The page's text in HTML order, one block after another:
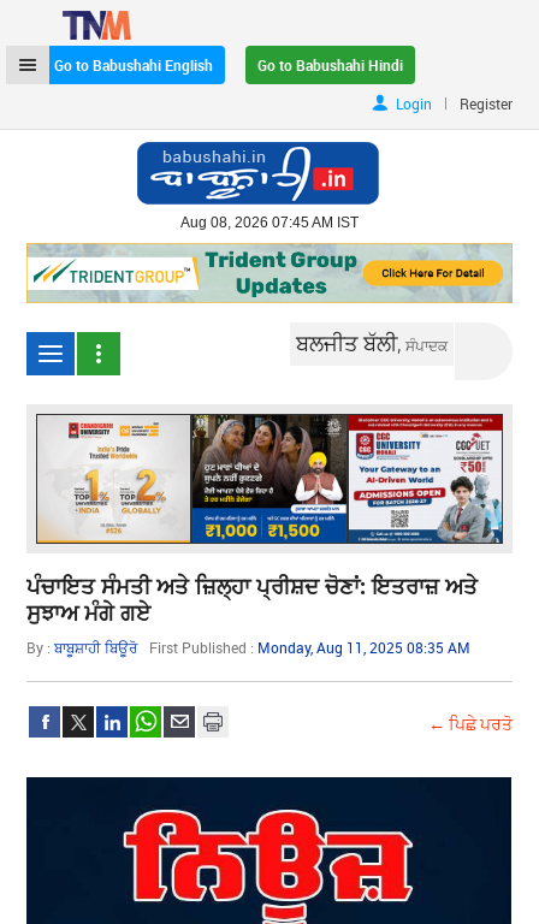
Go to Babushahi English
Go to Babushahi Hindi
Login
| Register
Aug 08, 2026 07:45 AM IST
ਬਲਜੀਤ ਬੱਲੀ,ਸੰਪਾਦਕ
ਪੰਚਾਇਤ ਸੰਮਤੀ ਅਤੇ ਜ਼ਿਲ੍ਹਾ ਪ੍ਰੀਸ਼ਦ ਚੋਣਾਂ: ਇਤਰਾਜ਼ ਅਤੇ
ਸੁਝਾਅ ਮੰਗੇ ਗਏ
By :ਬਾਬੂਸ਼ਾਹੀ ਬਿਊਰੋ First Published : Monday, Aug 11, 2025 08:35 AM
← ਪਿਛੇ ਪਰਤੋ